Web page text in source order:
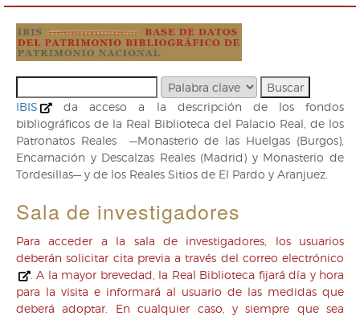
IBIS
da acceso a la descripción de los fondos
bibliográficos de la Real Biblioteca del Palacio Real, de los
Patronatos Reales —Monasterio de las Huelgas (Burgos),
Encarnación y Descalzas Reales (Madrid) y Monasterio de
Tordesillas— y de los Reales Sitios de El Pardo y Aranjuez.
Sala de investigadores
Para acceder a la sala de investigadores, los usuarios
deberán solicitar cita previa a través del correo electrónico
. A la mayor brevedad, la Real Biblioteca fijará día y hora
para la visita e informará al usuario de las medidas que
deberá adoptar. En cualquier caso, y siempre que sea